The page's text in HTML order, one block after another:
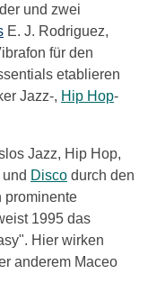
und zwei
E. J. Rodriguez,
für den
etablieren
Jazz-, Hip Hop-
Jazz, Hip Hop,
und Disco durch den
prominente
1995 das
Hier wirken
anderem Maceo